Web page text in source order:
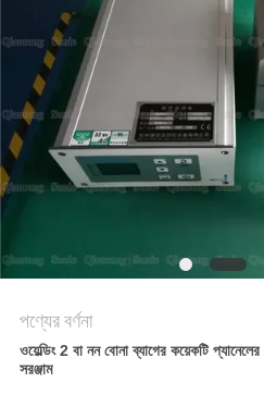
উদ্ধৃতি
অনুরোধ
করুন
সাইট
নীতি
পণ্যের বর্ণনা
ওয়েল্ডিং 2 বা নন বোনা ব্যাগের কয়েকটি
সরঞ্জাম